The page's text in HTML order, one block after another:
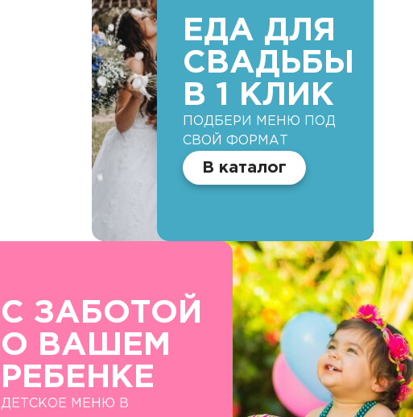
ЕДА ДЛЯ
СВАДЬБЫ
В 1 КЛИК
ПОДБЕРИ МЕНЮ ПОД
СВОЙ ФОРМАТ
В каталог
С ЗАБОТОЙ
О ВАШЕМ
РЕБЕНКЕ
ДЕТСКОЕ МЕНЮ В